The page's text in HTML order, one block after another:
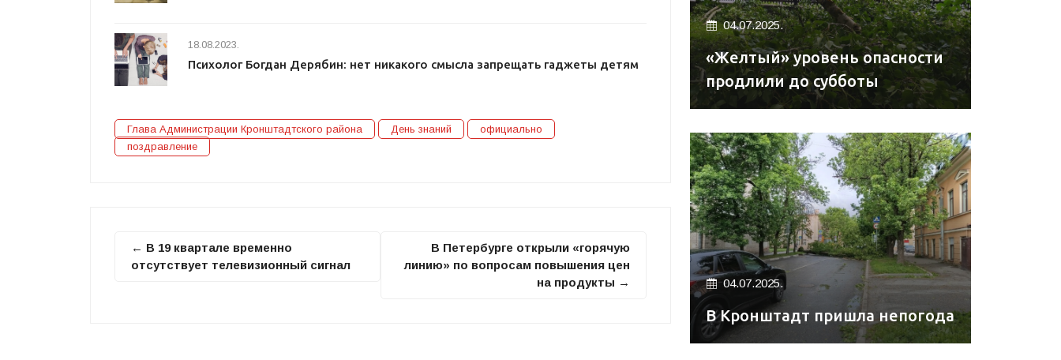
18.08.2023.
Психолог Богдан Дерябин: нет никакого смысла запрещать гаджеты детям
Глава Администрации Кронштадтского района День знаний
официально
поздравление
← В 19 квартале временно
отсутствует телевизионный сигнал
В Петербурге открыли «горячую
линию» по вопросам повышения цен
на продукты →
04.07.2025.
«Желтый» уровень опасности
продлили до субботы
04.07.2025.
В Кронштадт пришла непогода